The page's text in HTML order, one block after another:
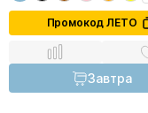
Промокод ЛЕТО
Завтра